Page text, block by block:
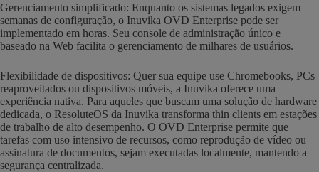
Gerenciamento simplificado: Enquanto os sistemas legados exigem
semanas de configuração, o Inuvika OVD Enterprise pode ser
implementado em horas. Seu console de administração único e
baseado na Web facilita o gerenciamento de milhares de usuários.
Flexibilidade de dispositivos: Quer sua equipe use Chromebooks, PCs
reaproveitados ou dispositivos móveis, a Inuvika oferece uma
experiência nativa. Para aqueles que buscam uma solução de hardware
dedicada, o ResoluteOS da Inuvika transforma thin clients em estações
de trabalho de alto desempenho. O OVD Enterprise permite que
tarefas com uso intensivo de recursos, como reprodução de vídeo ou
assinatura de documentos, sejam executadas localmente, mantendo a
segurança centralizada.